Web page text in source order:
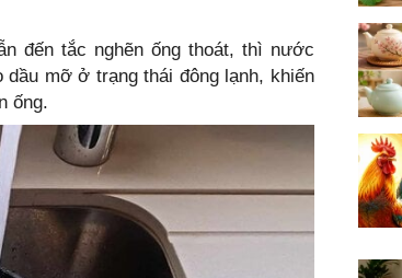
đến tắc nghẽn ống thoát, thì nước
mỡ ở trạng thái đông lạnh, khiến
ống.